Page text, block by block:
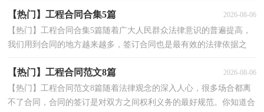
【热门】工程合同合集5篇 2026-08-06
【热门】工程合同合集5篇随着广大人民群众法律意识的普遍提高，
我们用到合同的地方越来越多，签订合同也是最有效的法律依据之
【热门】工程合同范文8篇 2026-08-06
【热门】工程合同范文8篇随着法律观念的深入人心，很多场合都离
不了合同，合同的签订是对双方之间权利义务的最好规范。你知道合